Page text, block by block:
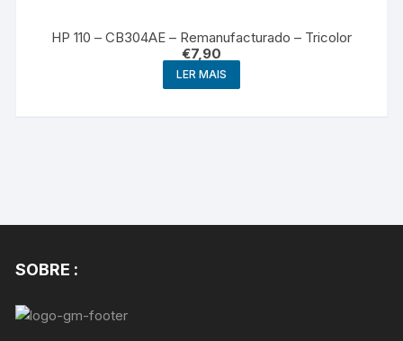
HP 110 – CB304AE – Remanufacturado – Tricolor
€7,90
LER MAIS
SOBRE :